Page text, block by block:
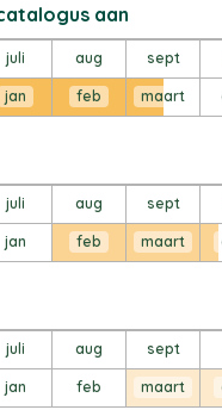
aan
juli aug sept
jan feb maart
juli aug sept
jan feb maart
juli aug sept
jan feb maart